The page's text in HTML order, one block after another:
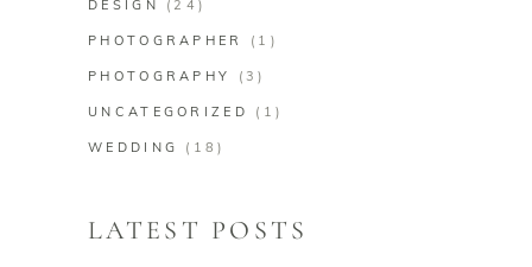
DESIGN (24)
PHOTOGRAPHER (1)
PHOTOGRAPHY (3)
UNCATEGORIZED (1)
WEDDING (18)
LATEST POSTS